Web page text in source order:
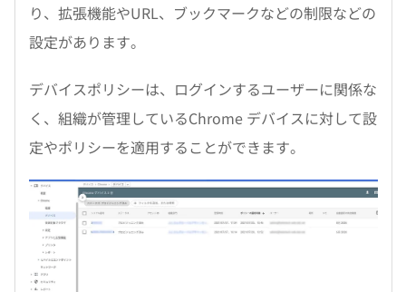
り、拡張機能やURL、ブックマークなどの制限などの
設定があります。
デバイスポリシーは、ログインするユーザーに関係な
く、組織が管理しているChrome デバイスに対して設
定やポリシーを適用することができます。